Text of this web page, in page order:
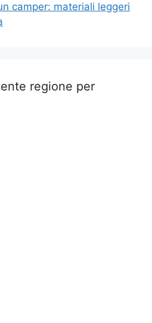
camper: materiali leggeri
regione per